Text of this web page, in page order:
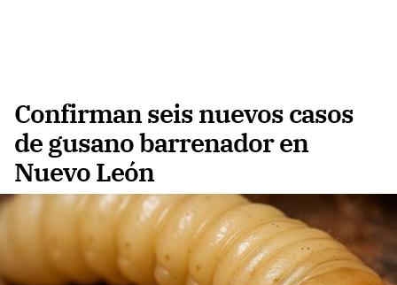
Confirman seis nuevos casos
de gusano barrenador en
Nuevo León